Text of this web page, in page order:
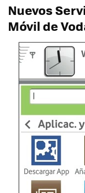
Nuevos
Móvil de